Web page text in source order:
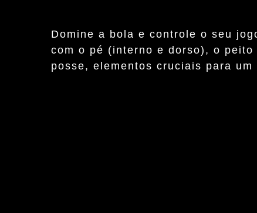
Domine a bola e controle o seu
com o pé (interno e dorso), o
posse, elementos cruciais para